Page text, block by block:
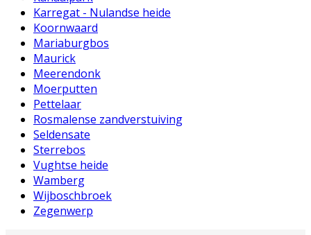
Karregat - Nulandse heide
Koornwaard
Mariaburgbos
Maurick
Meerendonk
Moerputten
Pettelaar
Rosmalense zandverstuiving
Seldensate
Sterrebos
Vughtse heide
Wamberg
Wijboschbroek
Zegenwerp